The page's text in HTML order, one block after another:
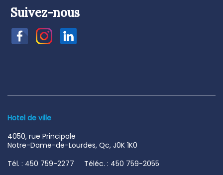
Suivez-nous
Hotel de ville
4050, rue Principale
Notre-Dame-de-Lourdes, Qc, J0K 1K0
Tél. : 450 759-2277 Téléc. : 450 759-2055